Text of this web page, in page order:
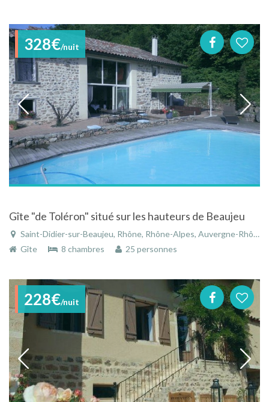
328€/nuit
Gîte "de Toléron" situé sur les hauteurs de Beaujeu
Saint-Didier-sur-Beaujeu, Rhône, Rhône-Alpes, Auvergne-Rhône-Alpes, France
Gîte
8 chambres 25 personnes
228€/nuit